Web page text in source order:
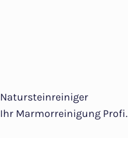
Natursteinreiniger
Ihr Marmorreinigung Profi.